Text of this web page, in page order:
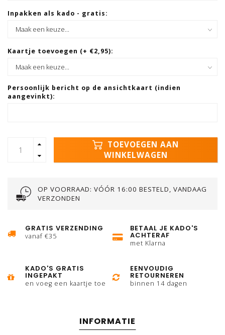
Inpakken als kado - gratis:
Kaartje toevoegen (+ €2,95):
Persoonlijk bericht op de ansichtkaart (indien
aangevinkt):
TOEVOEGEN AAN
WINKELWAGEN
OP VOORRAAD: VÓÓR 16:00 BESTELD, VANDAAG
VERZONDEN
GRATIS VERZENDING
vanaf €35
BETAAL JE KADO'S
ACHTERAF
met Klarna
KADO'S GRATIS
INGEPAKT
en voeg een kaartje toe
EENVOUDIG
RETOURNEREN
binnen 14 dagen
INFORMATIE